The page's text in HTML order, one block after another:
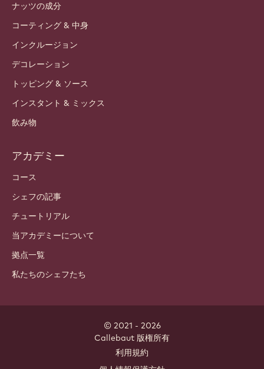
ナッツの成分
コーティング & 中身
インクルージョン
デコレーション
トッピング & ソース
インスタント & ミックス
飲み物
アカデミー
コース
シェフの記事
チュートリアル
当アカデミーについて
拠点一覧
私たちのシェフたち
© 2021 - 2026
Callebaut 版権所有
利用規約